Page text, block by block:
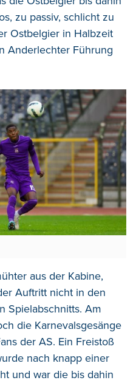
zu passiv, schlicht zu
Ostbelgier in Halbzeit
Anderlechter Führung
aus der Kabine,
Auftritt nicht in den
Spielabschnitts. Am
die Karnevalsgesänge
der AS. Ein Freistoß
nach knapp einer
und war die bis dahin